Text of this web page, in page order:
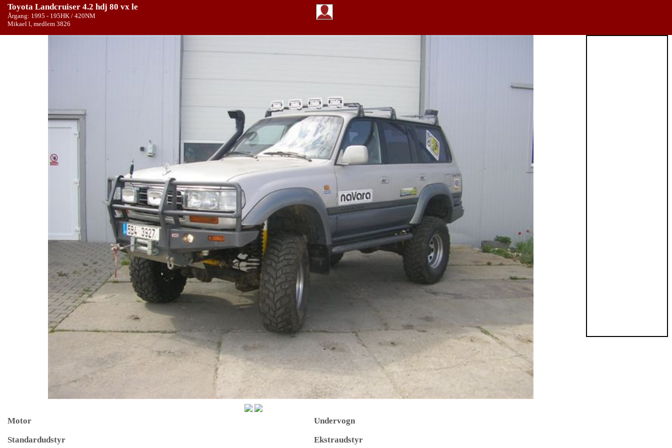
Toyota Landcruiser 4.2 hdj 80 vx le
Årgang: 1995 - 195HK / 420NM
Mikael l, medlem 3826
Motor
Undervogn
Standardudstyr
Ekstraudstyr